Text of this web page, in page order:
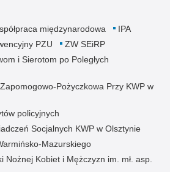
międzynarodowa
IPA
PZU
ZW SEiRP
i Sierotom po Poległych
Pożyczkowa Przy KWP w
policyjnych
Socjalnych KWP w Olsztynie
Mazurskiego
Nożnej Kobiet i Mężczyzn im. mł. asp.